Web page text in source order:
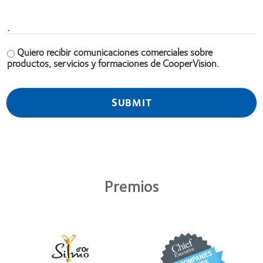
.
Quiero recibir comunicaciones comerciales sobre
productos, servicios y formaciones de CooperVision.
Premios
about
Learn
more
about